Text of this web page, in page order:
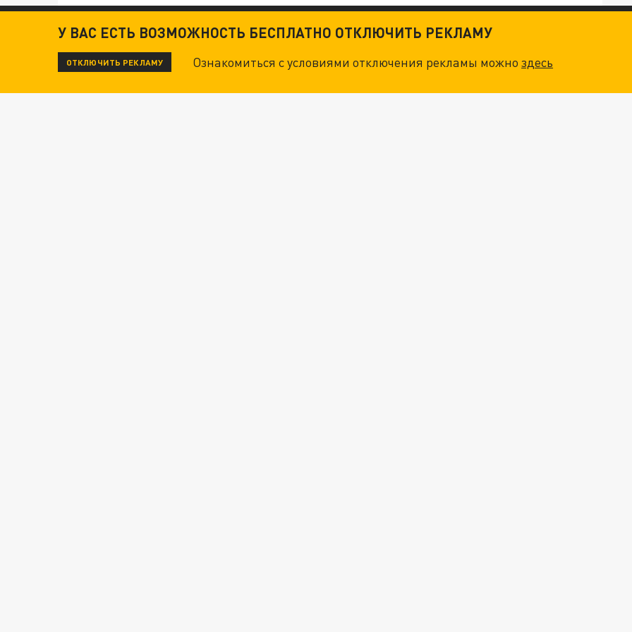
ДАНЯ С ДАШЕЙ СПАСЛИСЬ ОТ БОЕВИКОВ ВСУ. НО БЕДЫ ДЛЯ МАЛЫШЕЙ НЕ ЗАКОНЧИЛИСЬ
У ВАС ЕСТЬ ВОЗМОЖНОСТЬ БЕСПЛАТНО ОТКЛЮЧИТЬ РЕКЛАМУ
ОТКЛЮЧИТЬ РЕКЛАМУ Ознакомиться с условиями отключения рекламы можноздесь